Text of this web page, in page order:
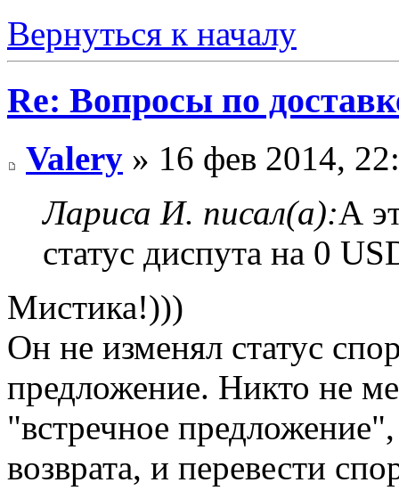
Вернуться к началу
Re: Вопросы по
Valery » 16 фев 2014,
Лариса И. писал(а):А
статус диспута на 0
Мистика!)))
Он не изменял статус
предложение. Никто не
"встречное
возврата, и перевести